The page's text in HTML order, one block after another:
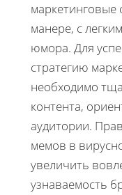
маркетинговые
манере, с
юмора. Для
стратегию
необходимо
контента,
аудитории.
мемов в
увеличить
узнаваемость